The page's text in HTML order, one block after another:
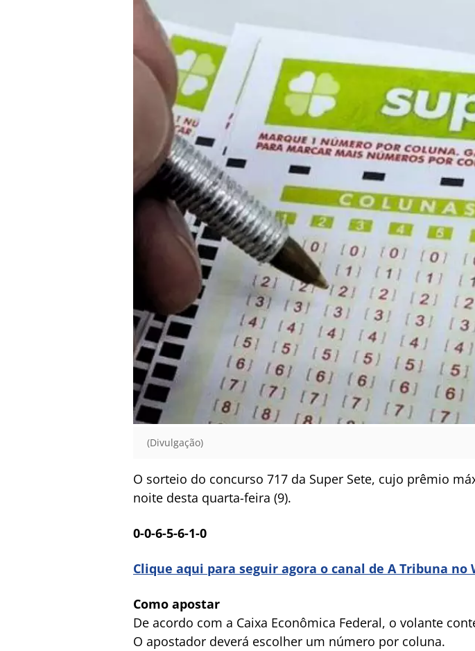
(Divulgação)
O sorteio do concurso 717 da Super Sete, cujo prêmio
noite desta quarta-feira (9).
0-0-6-5-6-1-0
Clique aqui para seguir agora o canal de A Tribuna no
Como apostar
De acordo com a Caixa Econômica Federal, o volante
O apostador deverá escolher um número por coluna.